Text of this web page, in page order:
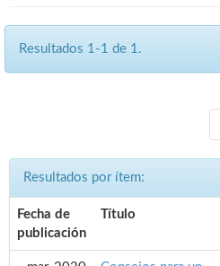
Resultados 1-1 de 1.
Resultados por ítem:
Fecha de
publicación
Título